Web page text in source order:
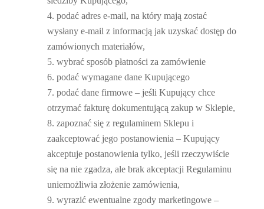
podać adres e-mail, na który mają zostać
wysłany e-mail z informacją jak uzyskać dostęp do
zamówionych materiałów,
wybrać sposób płatności za zamówienie
podać wymagane dane Kupującego
podać dane firmowe – jeśli Kupujący chce
otrzymać fakturę dokumentującą zakup w Sklepie,
zapoznać się z regulaminem Sklepu i
zaakceptować jego postanowienia – Kupujący
akceptuje postanowienia tylko, jeśli rzeczywiście
się na nie zgadza, ale brak akceptacji Regulaminu
uniemożliwia złożenie zamówienia,
wyrazić ewentualne zgody marketingowe –